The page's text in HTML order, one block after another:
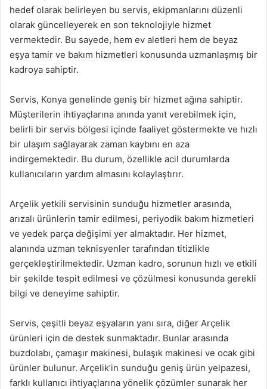
hedef olarak belirleyen bu servis, ekipmanlarını düzenli
olarak güncelleyerek en son teknolojiyle hizmet
vermektedir. Bu sayede, hem ev aletleri hem de beyaz
eşya tamir ve bakım hizmetleri konusunda uzmanlaşmış bir
kadroya sahiptir.
Servis, Konya genelinde geniş bir hizmet ağına sahiptir.
Müşterilerin ihtiyaçlarına anında yanıt verebilmek için,
belirli bir servis bölgesi içinde faaliyet göstermekte ve hızlı
bir ulaşım sağlayarak zaman kaybını en aza
indirgemektedir. Bu durum, özellikle acil durumlarda
kullanıcıların yardım almasını kolaylaştırır.
Arçelik yetkili servisinin sunduğu hizmetler arasında,
arızalı ürünlerin tamir edilmesi, periyodik bakım hizmetleri
ve yedek parça değişimi yer almaktadır. Her hizmet,
alanında uzman teknisyenler tarafından titizlikle
gerçekleştirilmektedir. Uzman kadro, sorunun hızlı ve etkili
bir şekilde tespit edilmesi ve çözülmesi konusunda gerekli
bilgi ve deneyime sahiptir.
Servis, çeşitli beyaz eşyaların yanı sıra, diğer Arçelik
ürünleri için de destek sunmaktadır. Bunlar arasında
buzdolabı, çamaşır makinesi, bulaşık makinesi ve ocak gibi
ürünler bulunur. Arçelik’in sunduğu geniş ürün yelpazesi,
farklı kullanıcı ihtiyaçlarına yönelik çözümler sunarak her